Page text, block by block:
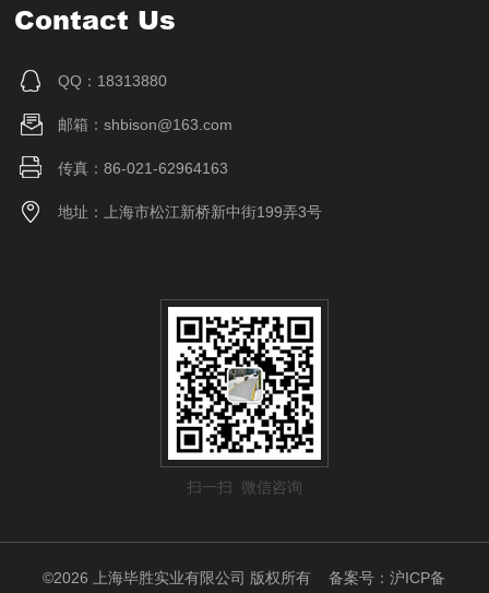
Contact Us
QQ：18313880
邮箱：shbison@163.com
传真：86-021-62964163
地址：上海市松江新桥新中街199弄3号
扫一扫 微信咨询
©2026 上海毕胜实业有限公司 版权所有备案号：沪ICP备